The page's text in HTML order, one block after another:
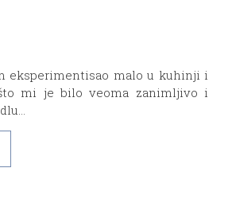
eksperimentisao malo u kuhinji i
mi je bilo veoma zanimljivo i